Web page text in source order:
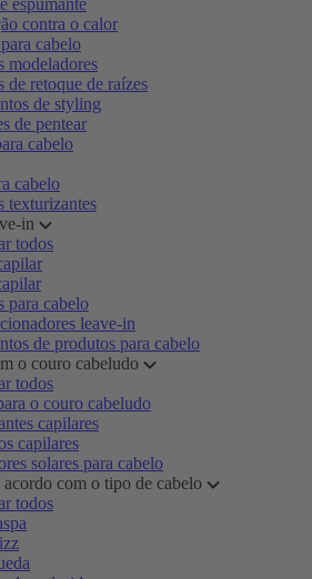
espumante
contra o calor
cabelo
modeladores
de retoque de raízes
de styling
de pentear
cabelo
cabelo
texturizantes
in
todos
para cabelo
leave-in
de produtos para cabelo
o couro cabeludo
todos
o couro cabeludo
capilares
capilares
solares para cabelo
com o tipo de cabelo
todos